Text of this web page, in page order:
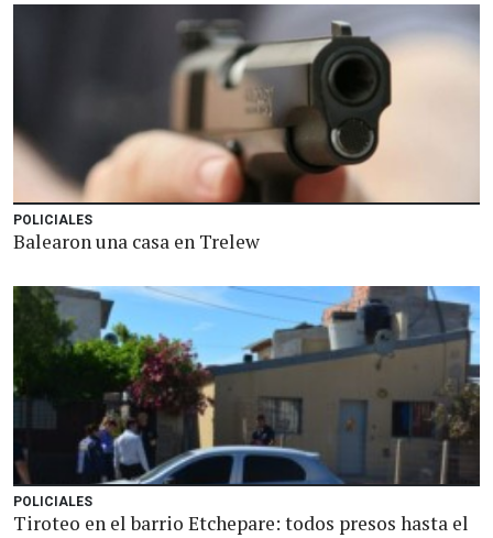
POLICIALES
Balearon una casa en Trelew
POLICIALES
Tiroteo en el barrio Etchepare: todos presos hasta el